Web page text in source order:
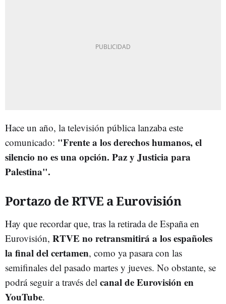
Hace un año, la televisión pública lanzaba este
comunicado: "Frente a los derechos humanos, el
silencio no es una opción. Paz y Justicia para
Palestina".
Portazo de RTVE a Eurovisión
Hay que recordar que, tras la retirada de España en
Eurovisión, RTVE no retransmitirá a los españoles
la final del certamen, como ya pasara con las
semifinales del pasado martes y jueves. No obstante, se
podrá seguir a través del canal de Eurovisión en
YouTube.